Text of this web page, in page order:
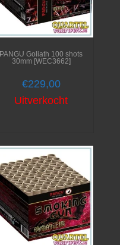
PANGU Goliath 100 shots
30mm [WEC3662]
€229,00
Uitverkocht